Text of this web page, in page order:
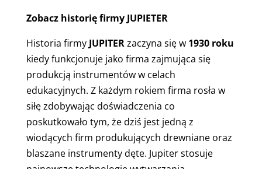
Zobacz historię firmy JUPIETER
Historia firmy JUPITERzaczyna się w 1930 roku
kiedy funkcjonuje jako firma zajmująca się
produkcją instrumentów w celach
edukacyjnych. Z każdym rokiem firma rosła w
siłę zdobywając doświadczenia co
poskutkowało tym, że dziś jest jedną z
wiodących firm produkujących drewniane oraz
blaszane instrumenty dęte. Jupiter stosuje